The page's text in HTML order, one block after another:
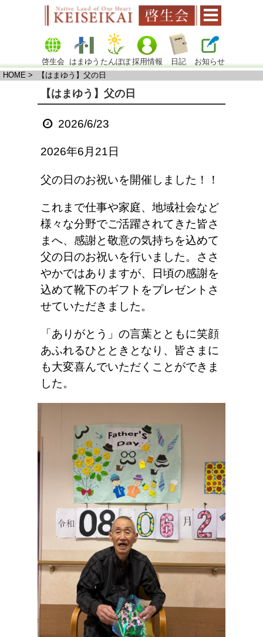
啓生会 はまゆう たんぽぽ採用情報 日記
お知らせ
HOME > 【はまゆう】父の日
【はまゆう】父の日
2026/6/23
2026年6月21日
父の日のお祝いを開催しました！！
これまで仕事や家庭、地域社会など
様々な分野でご活躍されてきた皆さ
まへ、感謝と敬意の気持ちを込めて
父の日のお祝いを行いました。ささ
やかではありますが、日頃の感謝を
込めて靴下のギフトをプレゼントさ
せていただきました。
「ありがとう」の言葉とともに笑顔
あふれるひとときとなり、皆さまに
も大変喜んでいただくことができま
した。